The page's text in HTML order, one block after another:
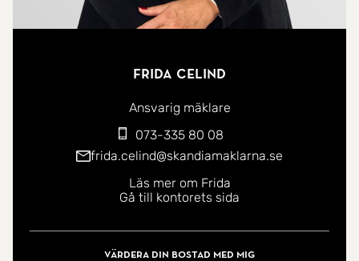
Frida Celind
Ansvarig mäklare
073-335 80 08
frida.celind@skandiamaklarna.se
Läs mer om Frida
Gå till kontorets sida
Värdera din bostad med mig